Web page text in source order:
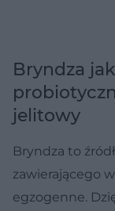
Bryndza
jelitowy
Bryndza to
zawierającego
egzogenne.